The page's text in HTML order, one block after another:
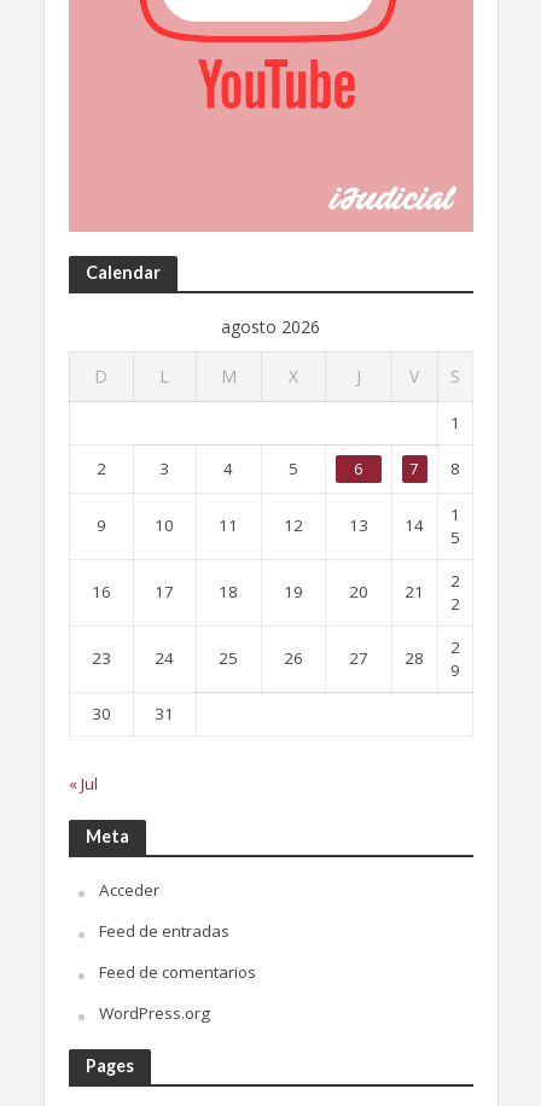
Calendar
agosto 2026
D L M X J V S
1
2 3 4 5 6 7 8
9 10 11 12 13 14
1
5
16 17 18 19 20 21
2
2
23 24 25 26 27 28
2
9
30
31
« Jul
Meta
Acceder
Feed de entradas
Feed de comentarios
WordPress.org
Pages